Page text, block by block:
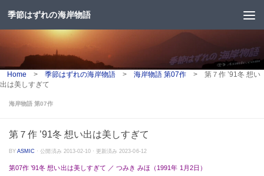
コンテンツへスキップ
季節はずれの海岸物語
Home > 季節はずれの海岸物語 > 海岸物語 第07作 > 第７作 ’91冬 想い
出は美しすぎて
海岸物語 第07作
第７作 ’91冬 想い出は美しすぎて
BYASMIC · 公開済み 2013-02-10 · 更新済み2023-06-12
第07作 ’91冬 想い出は美しすぎて ／ つみき みほ（1991年 1月2日）